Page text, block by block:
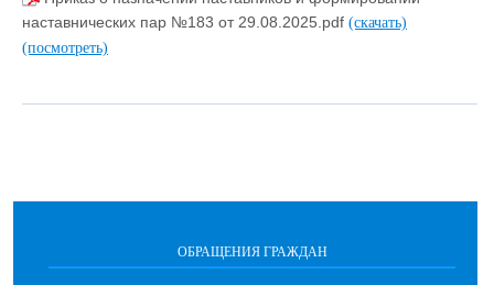
наставнических пар №183 от 29.08.2025.pdf (скачать)
(посмотреть)
ОБРАЩЕНИЯ ГРАЖДАН